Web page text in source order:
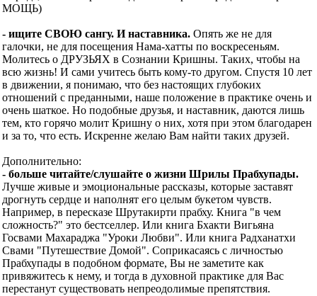
МОЩЬ)
- ищите СВОЮ сангу. И наставника. Опять же не для
галочки, не для посещения Нама-хатты по воскресеньям.
Молитесь о ДРУЗЬЯХ в Сознании Кришны. Таких, чтобы на
всю жизнь! И сами учитесь быть кому-то другом. Спустя 10 лет
в движении, я понимаю, что без настоящих глубоких
отношений с преданными, наше положение в практике очень и
очень шаткое. Но подобные друзья, и наставник, даются лишь
тем, кто горячо молит Кришну о них, хотя при этом благодарен
и за то, что есть. Искренне желаю Вам найти таких друзей.
Дополнительно:
- больше читайте/слушайте о жизни Шрилы Прабхупады.
Лучше живые и эмоциональные рассказы, которые заставят
дрогнуть сердце и наполнят его целым букетом чувств.
Например, в пересказе Шрутакирти прабху. Книга "в чем
сложность?" это бестселлер. Или книга Бхакти Вигьяна
Госвами Махараджа "Уроки Любви". Или книга Радханатхи
Свами "Путешествие Домой". Соприкасаясь с личностью
Прабхупады в подобном формате, Вы не заметите как
привяжитесь к нему, и тогда в духовной практике для Вас
перестанут существовать непреодолимые препятствия.